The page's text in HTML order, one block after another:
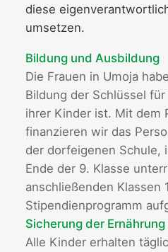
diese
umsetzen.
Bildung und Ausbildung
Die Frauen in Umoja
Bildung der Schlüssel
ihrer Kinder ist. Mit dem
finanzieren wir das
der dorfeigenen Schule,
Ende der 9. Klasse
anschließenden Klassen
Stipendienprogramm
Sicherung der Ernährung
Alle Kinder erhalten